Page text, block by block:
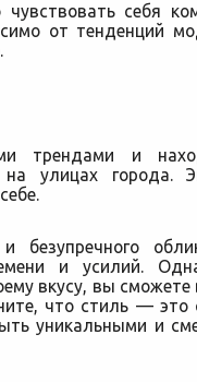
себя
от тенденций
трендами и
улицах города.
и безупречного
и усилий.
вкусу, вы сможете
что стиль — это
уникальными и